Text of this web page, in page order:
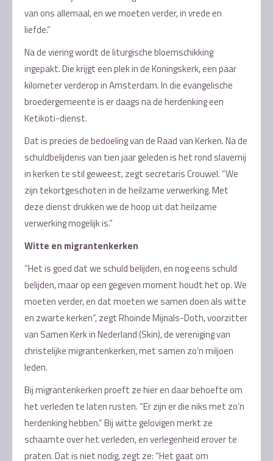
van ons allemaal, en we moeten verder, in vrede en
liefde.”
Na de viering wordt de liturgische bloemschikking
ingepakt. Die krijgt een plek in de Koningskerk, een paar
kilometer verderop in Amsterdam. In die evangelische
broedergemeente is er daags na de herdenking een
Ketikoti-dienst.
Dat is precies de bedoeling van de Raad van Kerken. Na de
schuldbelijdenis van tien jaar geleden is het rond slavernij
in kerken te stil geweest, zegt secretaris Crouwel. “We
zijn tekortgeschoten in de heilzame verwerking. Met
deze dienst drukken we de hoop uit dat heilzame
verwerking mogelijk is.”
Witte en migrantenkerken
“Het is goed dat we schuld belijden, en nog eens schuld
belijden, maar op een gegeven moment houdt het op. We
moeten verder, en dat moeten we samen doen als witte
en zwarte kerken”, zegt Rhoinde Mijnals-Doth, voorzitter
van Samen Kerk in Nederland (Skin), de vereniging van
christelijke migrantenkerken, met samen zo’n miljoen
leden.
Bij migrantenkerken proeft ze hier en daar behoefte om
het verleden te laten rusten. “Er zijn er die niks met zo’n
herdenking hebben.” Bij witte gelovigen merkt ze
schaamte over het verleden, en verlegenheid erover te
praten. Dat is niet nodig, zegt ze: “Het gaat om